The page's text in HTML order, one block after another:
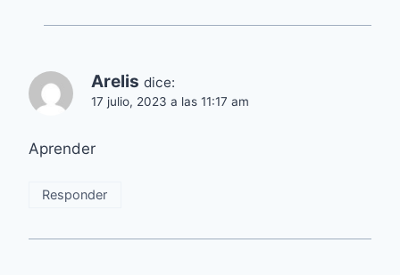
Arelis dice:
17 julio, 2023 a las 11:17 am
Aprender
Responder